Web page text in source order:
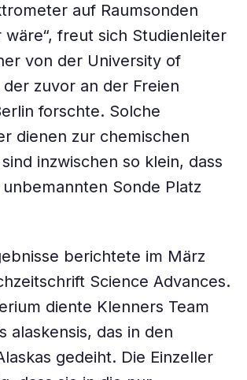
auf Raumsonden
wäre“, freut sich Studienleiter
von der University of
zuvor an der Freien
forschte. Solche
dienen zur chemischen
inzwischen so klein, dass
Sonde Platz
berichtete im März
Science Advances.
diente Klenners Team
alaskensis, das in den
gedeiht. Die Einzeller